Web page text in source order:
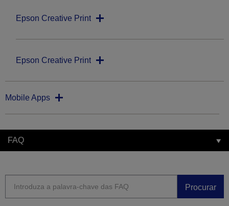
Epson Creative Print
Epson Creative Print
Mobile Apps
FAQ
Procurar